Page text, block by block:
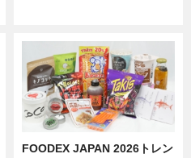
FOODEX JAPAN 2026トレン